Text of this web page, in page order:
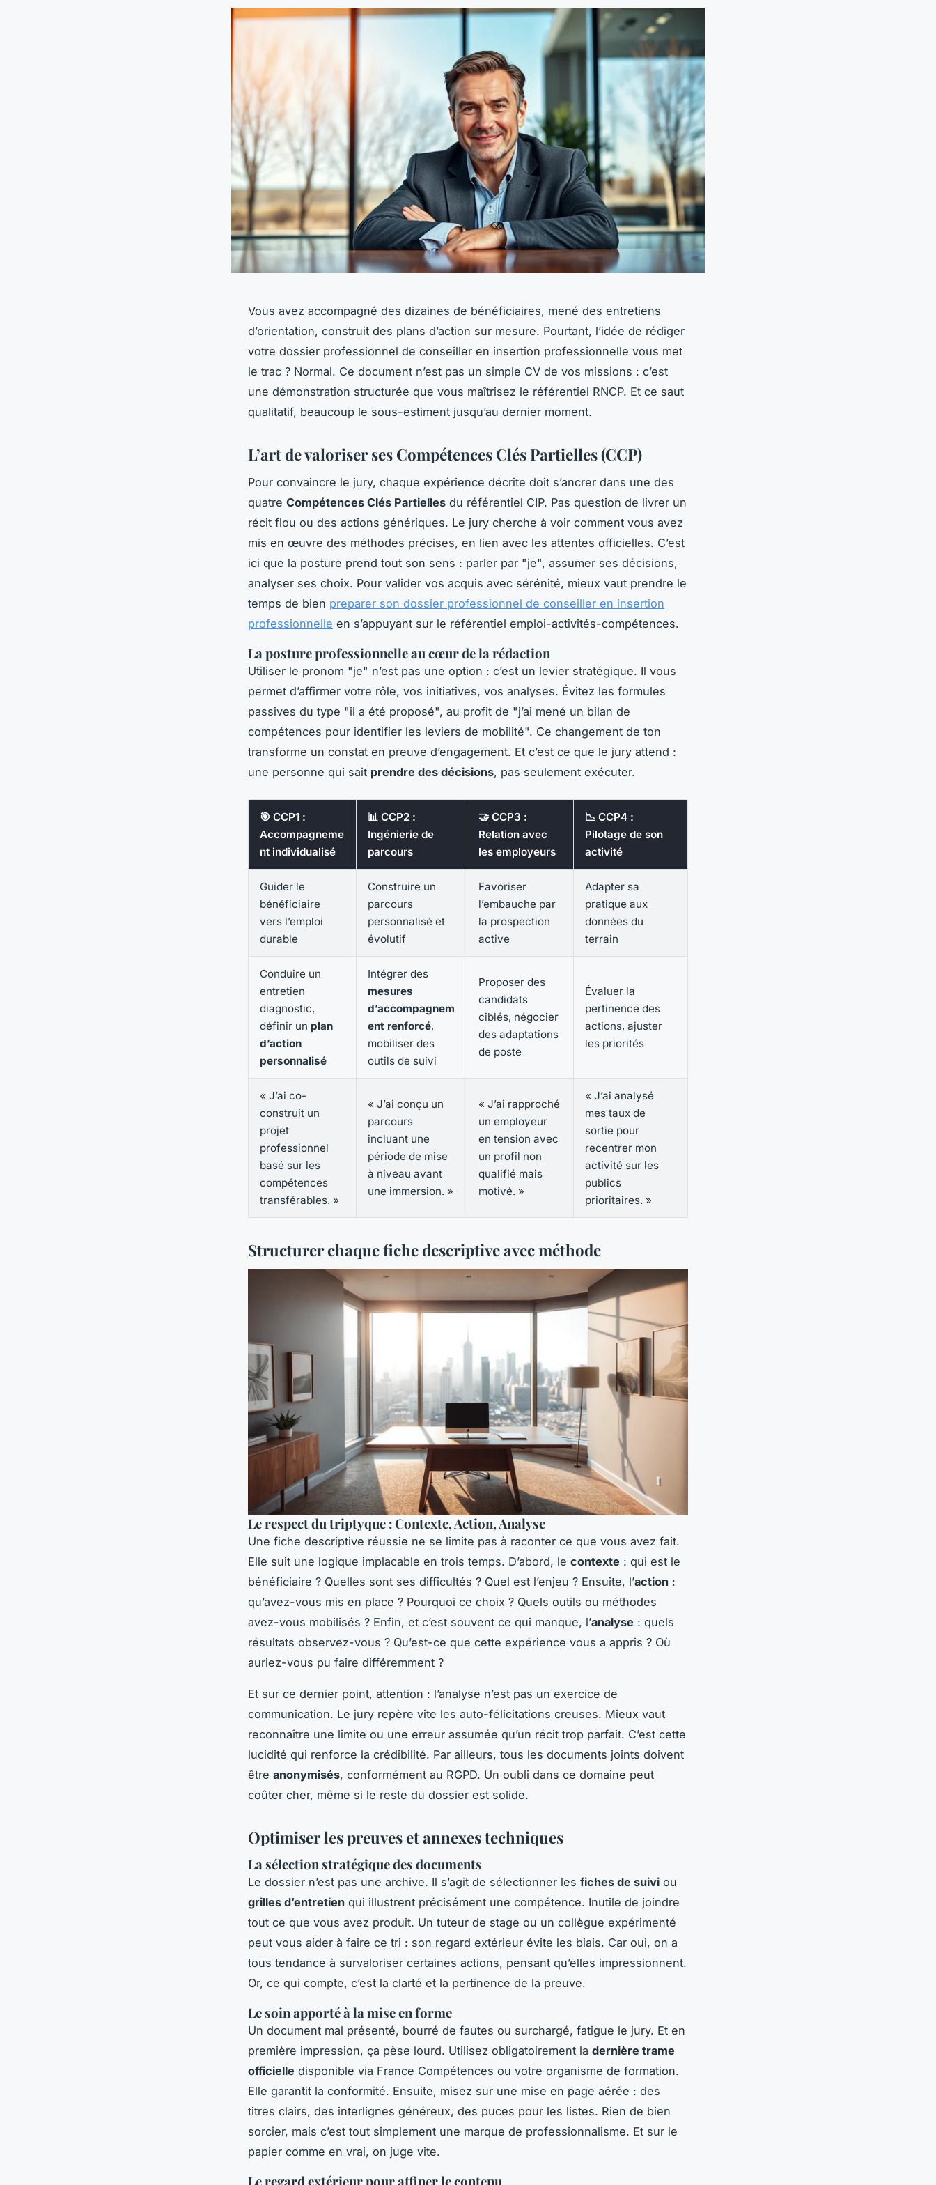
Vous avez accompagné des dizaines de bénéficiaires, mené des entretiens
d’orientation, construit des plans d’action sur mesure. Pourtant, l’idée de rédiger
votre dossier professionnel de conseiller en insertion professionnelle vous met
le trac ? Normal. Ce document n’est pas un simple CV de vos missions : c’est
une démonstration structurée que vous maîtrisez le référentiel RNCP. Et ce saut
qualitatif, beaucoup le sous-estiment jusqu’au dernier moment.
L’art de valoriser ses Compétences Clés Partielles (CCP)
Pour convaincre le jury, chaque expérience décrite doit s’ancrer dans une des
quatre Compétences Clés Partielles du référentiel CIP. Pas question de livrer un
récit flou ou des actions génériques. Le jury cherche à voir comment vous avez
mis en œuvre des méthodes précises, en lien avec les attentes officielles. C’est
ici que la posture prend tout son sens : parler par "je", assumer ses décisions,
analyser ses choix. Pour valider vos acquis avec sérénité, mieux vaut prendre le
temps de bien preparer son dossier professionnel de conseiller en insertion
professionnelle en s’appuyant sur le référentiel emploi-activités-compétences.
La posture professionnelle au cœur de la rédaction
Utiliser le pronom "je" n’est pas une option : c’est un levier stratégique. Il vous
permet d’affirmer votre rôle, vos initiatives, vos analyses. Évitez les formules
passives du type "il a été proposé", au profit de "j’ai mené un bilan de
compétences pour identifier les leviers de mobilité". Ce changement de ton
transforme un constat en preuve d’engagement. Et c’est ce que le jury attend :
une personne qui sait prendre des décisions, pas seulement exécuter.
🎯 CCP1 :
Accompagneme
nt individualisé
📊 CCP2 :
Ingénierie de
parcours
🤝 CCP3 :
Relation avec
les employeurs
📉 CCP4 :
Pilotage de son
activité
Guider le
bénéficiaire
vers l’emploi
durable
Construire un
parcours
personnalisé et
évolutif
Favoriser
l’embauche par
la prospection
active
Adapter sa
pratique aux
données du
terrain
Conduire un
entretien
diagnostic,
définir un plan
d’action
personnalisé
Intégrer des
mesures
d’accompagnem
ent renforcé,
mobiliser des
outils de suivi
Proposer des
candidats
ciblés, négocier
des adaptations
de poste
Évaluer la
pertinence des
actions, ajuster
les priorités
« J’ai co-
construit un
projet
professionnel
basé sur les
compétences
transférables. »
« J’ai conçu un
parcours
incluant une
période de mise
à niveau avant
une immersion. »
« J’ai rapproché
un employeur
en tension avec
un profil non
qualifié mais
motivé. »
« J’ai analysé
mes taux de
sortie pour
recentrer mon
activité sur les
publics
prioritaires. »
Structurer chaque fiche descriptive avec méthode
Le respect du triptyque : Contexte, Action, Analyse
Une fiche descriptive réussie ne se limite pas à raconter ce que vous avez fait.
Elle suit une logique implacable en trois temps. D’abord, le contexte : qui est le
bénéficiaire ? Quelles sont ses difficultés ? Quel est l’enjeu ? Ensuite, l’action :
qu’avez-vous mis en place ? Pourquoi ce choix ? Quels outils ou méthodes
avez-vous mobilisés ? Enfin, et c’est souvent ce qui manque, l’analyse : quels
résultats observez-vous ? Qu’est-ce que cette expérience vous a appris ? Où
auriez-vous pu faire différemment ?
Et sur ce dernier point, attention : l’analyse n’est pas un exercice de
communication. Le jury repère vite les auto-félicitations creuses. Mieux vaut
reconnaître une limite ou une erreur assumée qu’un récit trop parfait. C’est cette
lucidité qui renforce la crédibilité. Par ailleurs, tous les documents joints doivent
être anonymisés, conformément au RGPD. Un oubli dans ce domaine peut
coûter cher, même si le reste du dossier est solide.
Optimiser les preuves et annexes techniques
La sélection stratégique des documents
Le dossier n’est pas une archive. Il s’agit de sélectionner les fiches de suivi ou
grilles d’entretien qui illustrent précisément une compétence. Inutile de joindre
tout ce que vous avez produit. Un tuteur de stage ou un collègue expérimenté
peut vous aider à faire ce tri : son regard extérieur évite les biais. Car oui, on a
tous tendance à survaloriser certaines actions, pensant qu’elles impressionnent.
Or, ce qui compte, c’est la clarté et la pertinence de la preuve.
Le soin apporté à la mise en forme
Un document mal présenté, bourré de fautes ou surchargé, fatigue le jury. Et en
première impression, ça pèse lourd. Utilisez obligatoirement la dernière trame
officielle disponible via France Compétences ou votre organisme de formation.
Elle garantit la conformité. Ensuite, misez sur une mise en page aérée : des
titres clairs, des interlignes généreux, des puces pour les listes. Rien de bien
sorcier, mais c’est tout simplement une marque de professionnalisme. Et sur le
papier comme en vrai, on juge vite.
Le regard extérieur pour affiner le contenu